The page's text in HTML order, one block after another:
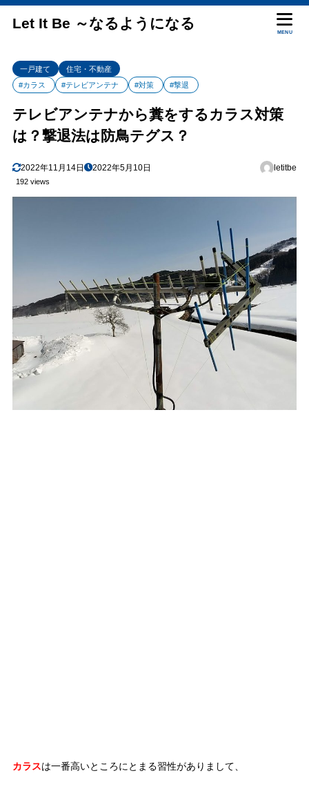
Let It Be ～なるようになる
MENU
一戸建て
住宅・不動産
#カラス
#テレビアンテナ #対策 #撃退
テレビアンテナから糞をするカラス対策
は？撃退法は防鳥テグス？
2022年11月14日 2022年5月10日 letitbe
192 views
カラスは一番高いところにとまる習性がありまして、